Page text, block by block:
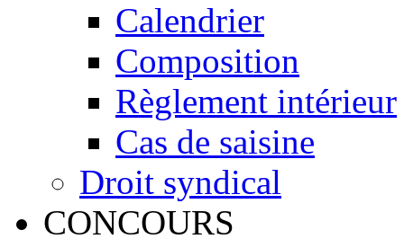
Calendrier
Composition
Règlement intérieur
Cas de saisine
Droit syndical
CONCOURS